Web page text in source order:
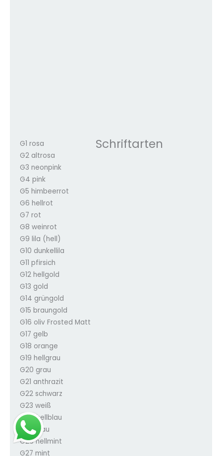
G1 rosa
G2 altrosa
G3 neonpink
G4 pink
G5 himbeerrot
G6 hellrot
G7 rot
G8 weinrot
G9 lila (hell)
G10 dunkellila
G11 pfirsich
G12 hellgold
G13 gold
G14 grüngold
G15 braungold
G16 oliv Frosted Matt
G17 gelb
G18 orange
G19 hellgrau
G20 grau
G21 anthrazit
G22 schwarz
G23 weiß
G24 hellblau
G25 blau
G26 hellmint
G27 mint
Schriftarten